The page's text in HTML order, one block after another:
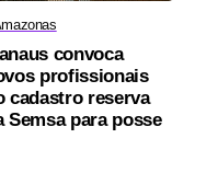
convoca
profissionais
cadastro reserva
Semsa para posse